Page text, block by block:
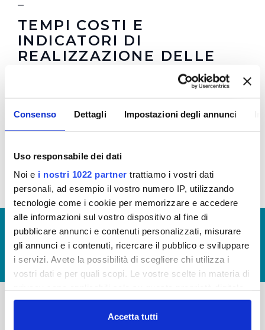
Consenso Dettagli Impostazioni degli annunci
Uso responsabile dei dati
Noi e i nostri 1022 partner trattiamo i vostri dati
personali, ad esempio il vostro numero IP, utilizzando
tecnologie come i cookie per memorizzare e accedere
alle informazioni sul vostro dispositivo al fine di
pubblicare annunci e contenuti personalizzati, misurare
gli annunci e i contenuti, ricercare il pubblico e sviluppare
i servizi. Avete la possibilità di scegliere chi utilizza i
vostri dati e per quali scopi. Le vostre scelte in materia di
in cui avete effettuato le vostre scelte. È possibile
modificare o revocare il proprio consenso in qualsiasi
Accetta tutti
TEMPI COSTI E
INDICATORI DI
REALIZZAZIONE DELLE
OPERE PUBBLICHE
In questa sezione puoi trovare il
programma degli
interventi di Publiacqua 2020 - 2024
(visualizza
documentazione)
© Copyright 2017 - 2026
GLOSSARIO
GIUDICA IL SERVIZIO
LAVORA CON NOI
-